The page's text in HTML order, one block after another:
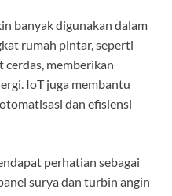
banyak digunakan dalam
rumah pintar, seperti
memberikan
IoT juga membantu
dan efisiensi
perhatian sebagai
surya dan turbin angin